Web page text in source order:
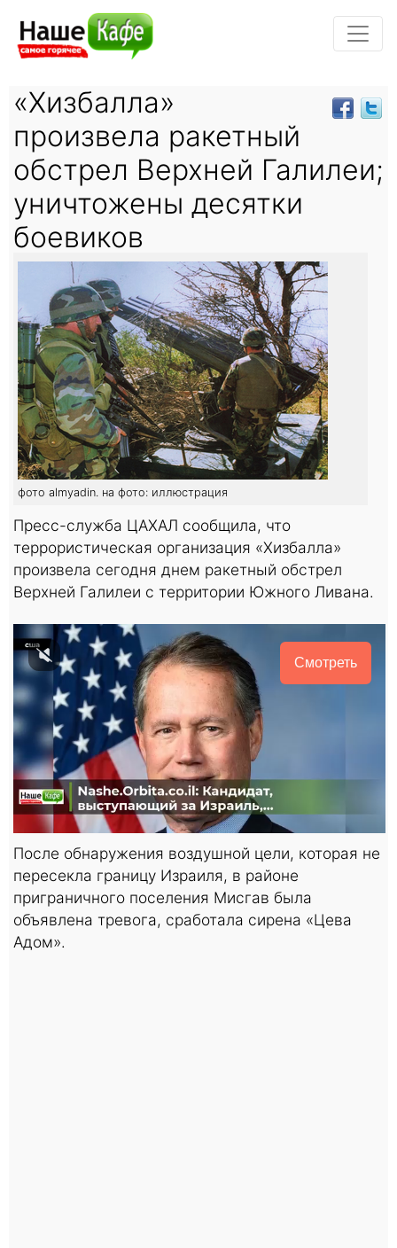
«Хизбалла»
произвела ракетный
обстрел Верхней Галилеи;
уничтожены десятки
боевиков
фото almyadin. на фото: иллюстрация
Пресс-служба ЦАХАЛ сообщила, что
террористическая организация «Хизбалла»
произвела сегодня днем ракетный обстрел
Верхней Галилеи с территории Южного Ливана.
Смотреть
После обнаружения воздушной цели, которая не
пересекла границу Израиля, в районе
приграничного поселения Мисгав была
объявлена тревога, сработала сирена «Цева
Адом».